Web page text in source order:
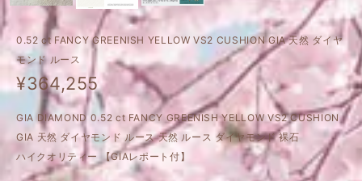
0.52 ct FANCY GREENISH YELLOW VS2 CUSHION GIA 天然 ダイヤ
モンド ルース
¥364,255
GIA DIAMOND 0.52 ct FANCY GREENISH YELLOW VS2 CUSHION
GIA 天然 ダイヤモンド ルース 天然 ルース ダイヤモンド 裸石
ハイクオリティー 【GIAレポート付】